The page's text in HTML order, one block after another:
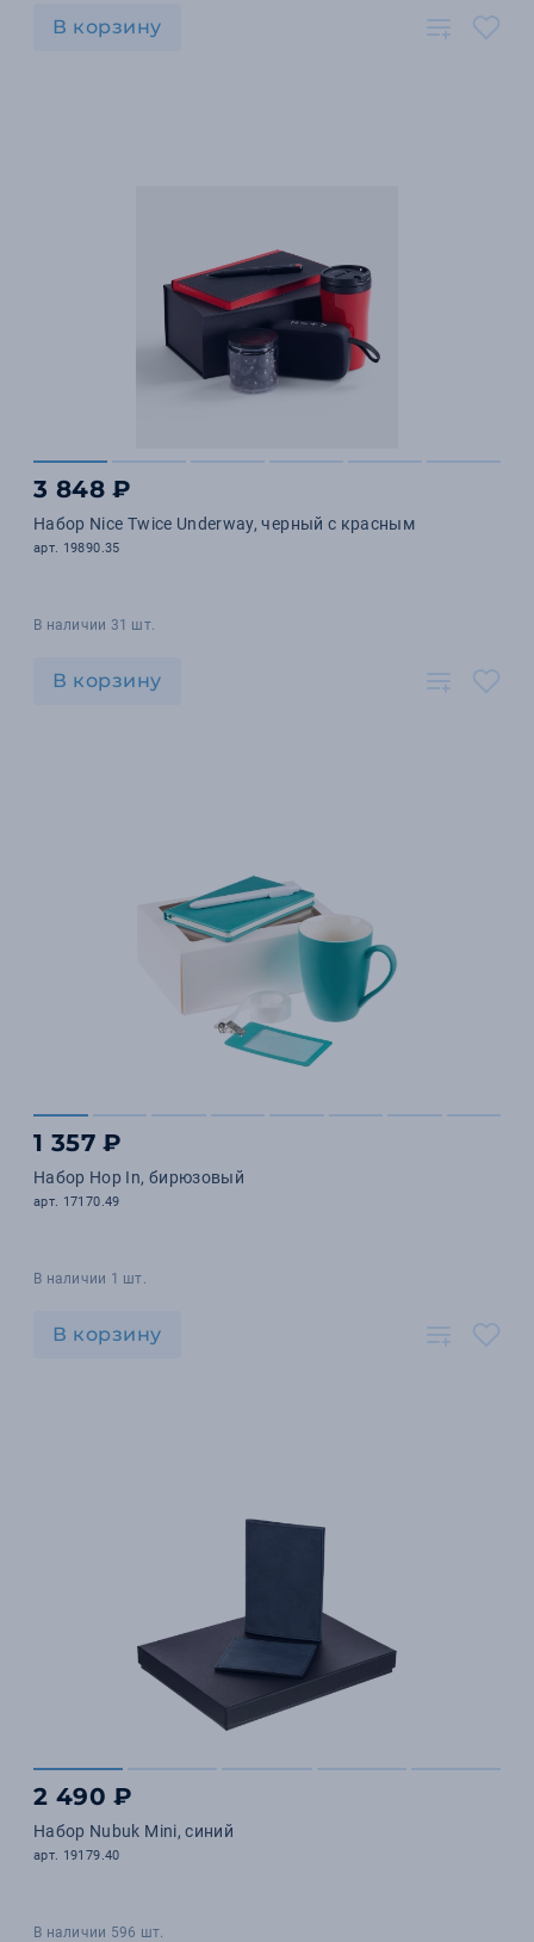
В корзину
3 848 ₽
Набор Nice Twice Underway, черный с красным
арт. 19890.35
В наличии 31 шт.
В корзину
1 357 ₽
Набор Hop In, бирюзовый
арт. 17170.49
В наличии 1 шт.
В корзину
2 490 ₽
Набор Nubuk Mini, синий
арт. 19179.40
В наличии 596 шт.